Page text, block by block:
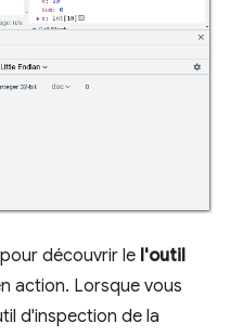
découvrir le l'outil
action. Lorsque vous
d'inspection de la